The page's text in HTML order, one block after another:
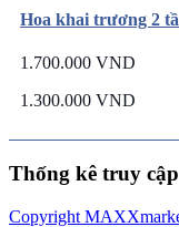
Hoa khai trương 2
1.700.000 VND
1.300.000 VND
Thống kê truy cập
Copyright